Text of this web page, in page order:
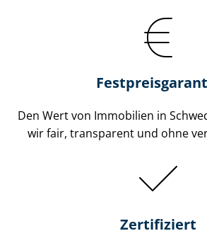
Den Wert von Immobilien in
wir fair, transparent und ohne
Zertifiziert